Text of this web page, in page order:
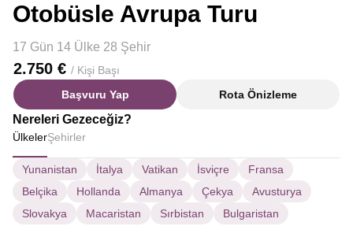
Otobüsle Avrupa Turu
17 Gün 14 Ülke 28 Şehir
2.750 € / Kişi Başı
Başvuru Yap
Rota Önizleme
Nereleri Gezeceğiz?
ÜlkelerŞehirler
Yunanistan İtalya Vatikan İsviçre
Fransa
Belçika
Hollanda Almanya Çekya
Avusturya
Slovakya
Macaristan Sırbistan Bulgaristan